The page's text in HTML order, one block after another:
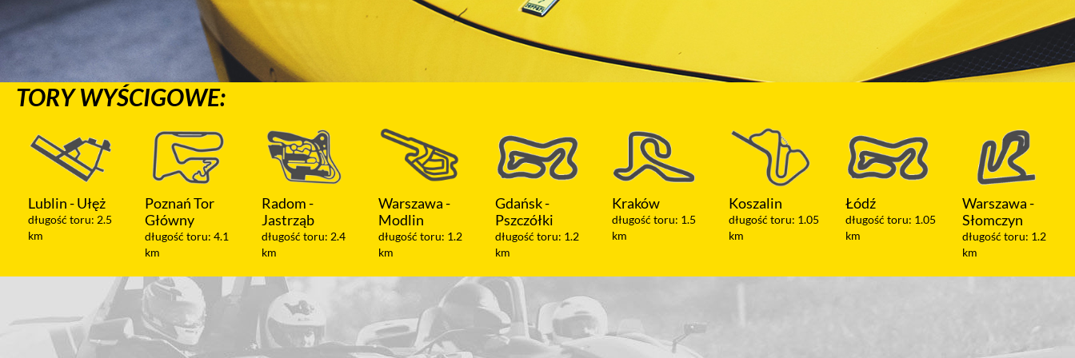
TORY WYŚCIGOWE:
2.5
Poznań Tor
Główny
długość toru: 4.1
Radom -
Jastrząb
długość toru: 2.4
Warszawa -
Modlin
długość toru: 1.2
Gdańsk -
Pszczółki
długość toru: 1.2
Kraków
długość toru: 1.5
km
Koszalin
długość toru: 1.05
Łódź
długość toru: 1.05
Słomczyn
długość toru: 1.2
Olsztyn
długość toru: